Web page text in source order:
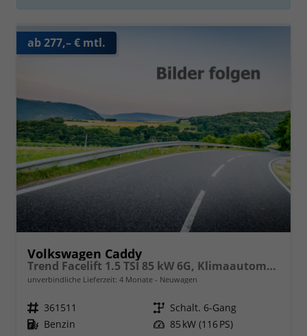
ab 277,– € mtl.
Volkswagen Caddy
Trend Facelift 1.5 TSI 85 kW 6G, Klimaautomatik, 5 Sitze, Zuziehhilfe Schiebetüren + Heckklappe, PDC v+h, ACC, Side Assist Blind Spot, Ausparkhilfe, Ausstiegswarner, Digital Cockpit PRO, Radioanlage Navigationsvorbereituing,, Mittearmlehne verstellbar
unverbindliche Lieferzeit: 4 Monate Neuwagen
Fahrzeugnr. 361511 Getriebe Schalt. 6-Gang
Kraftstoff Benzin Leistung 85 kW (116 PS)